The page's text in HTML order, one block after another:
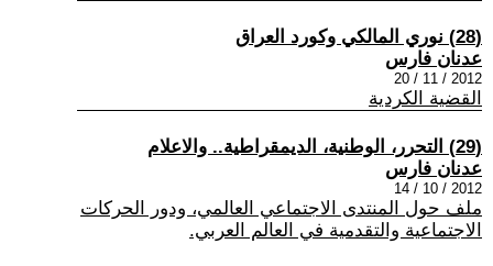
(28) نوري المالكي وكورد العراق
عدنان فارس
2012 / 11 / 20
القضية الكردية
(29) التحرر، الوطنية، الديمقراطية.. والاعلام
عدنان فارس
2012 / 10 / 14
ملف حول المنتدى الاجتماعي العالمي، ودور الحركات
الاجتماعية والتقدمية في العالم العربي.